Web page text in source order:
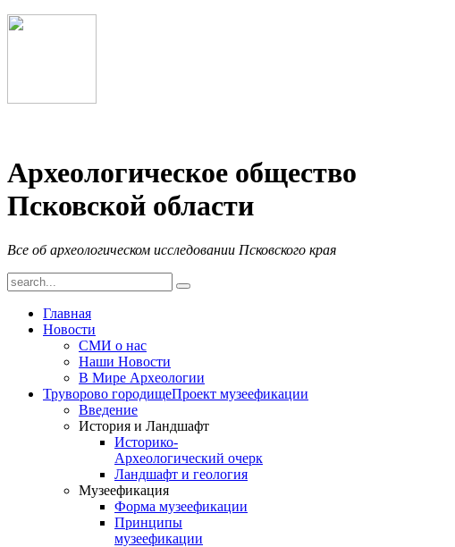
Археологическое общество
Псковской области
Все об археологическом исследовании Псковского края
Главная
Новости
СМИ о нас
Наши Новости
В Мире Археологии
Труворово городищеПроект музеефикации
Введение
История и Ландшафт
Историко-
Археологический очерк
Ландшафт и геология
Музеефикация
Форма музеефикации
Принципы
музеефикации